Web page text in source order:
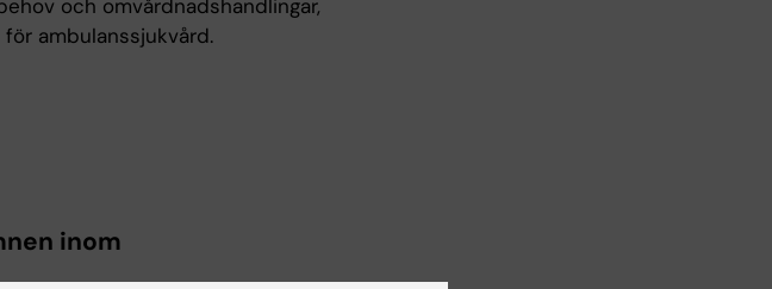
och omvårdnadshandlingar,
ambulanssjukvård.
inom